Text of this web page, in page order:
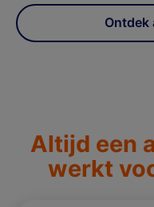
Ontdek
Altijd een
werkt